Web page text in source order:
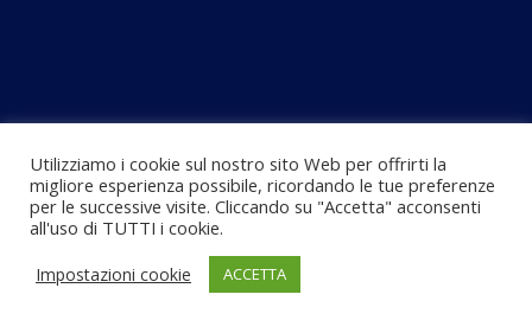
Utilizziamo i cookie sul nostro sito Web per offrirti la
migliore esperienza possibile, ricordando le tue preferenze
per le successive visite. Cliccando su "Accetta" acconsenti
all'uso di TUTTI i cookie.
Impostazioni cookie ACCETTA